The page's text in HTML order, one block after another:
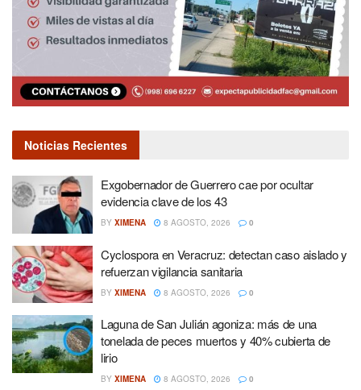
Noticias Recientes
Exgobernador de Guerrero cae por ocultar
evidencia clave de los 43
BY XIMENA 8 AGOSTO, 2026 0
Cyclospora en Veracruz: detectan caso aislado y
refuerzan vigilancia sanitaria
BY XIMENA 8 AGOSTO, 2026 0
Laguna de San Julián agoniza: más de una
tonelada de peces muertos y 40% cubierta de
lirio
BY XIMENA 8 AGOSTO, 2026 0